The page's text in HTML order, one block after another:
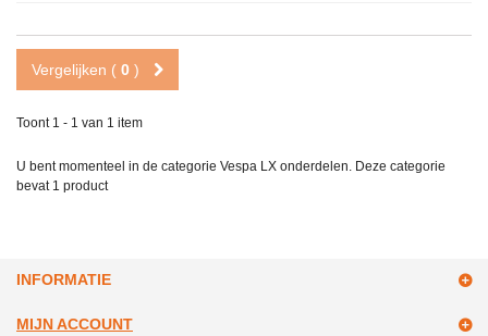
Vergelijken ( 0 )
Toont 1 - 1 van 1 item
U bent momenteel in de categorie Vespa LX onderdelen. Deze categorie
bevat 1 product
INFORMATIE
MIJN ACCOUNT